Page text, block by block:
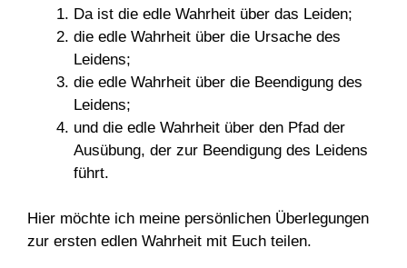
Da ist die edle Wahrheit über das Leiden;
die edle Wahrheit über die Ursache des
Leidens;
die edle Wahrheit über die Beendigung des
Leidens;
und die edle Wahrheit über den Pfad der
Ausübung, der zur Beendigung des Leidens
führt.
Hier möchte ich meine persönlichen Überlegungen
zur ersten edlen Wahrheit mit Euch teilen.